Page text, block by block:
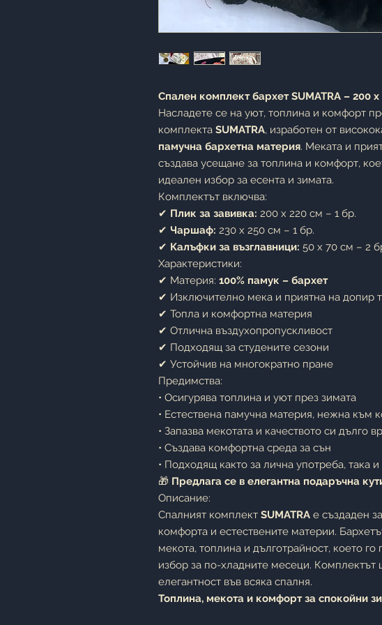
Спален комплект бархет SUMATRA – 200 x
Насладете се на уют, топлина и комфорт
комплекта SUMATRA, изработен от
памучна бархетна материя. Меката и
създава усещане за топлина и комфорт,
идеален избор за есента и зимата.
Комплектът включва:
✔ Плик за завивка: 200 x 220 см – 1 бр.
✔ Чаршаф: 230 x 250 см – 1 бр.
✔ Калъфки за възглавници: 50 x 70 см – 2
Характеристики:
✔ Материя: 100% памук – бархет
✔ Изключително мека и приятна на допир
✔ Топла и комфортна материя
✔ Отлична въздухопропускливост
✔ Подходящ за студените сезони
✔ Устойчив на многократно пране
Предимства:
• Осигурява топлина и уют през зимата
• Естествена памучна материя, нежна към
• Запазва мекотата и качеството си дълго
• Създава комфортна среда за сън
• Подходящ както за лична употреба, така
🎁 Предлага се в елегантна подаръчна
Описание:
Спалният комплект SUMATRA е създаден
комфорта и естествените материи.
мекота, топлина и дълготрайност, което го
избор за по-хладните месеци. Комплектът
елегантност във всяка спалня.
Топлина, мекота и комфорт за спокойни